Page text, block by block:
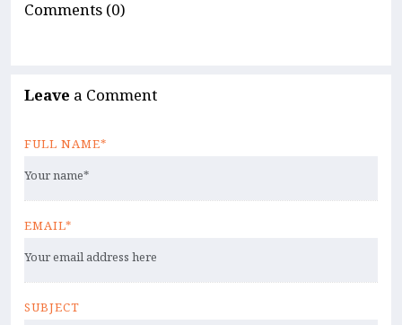
Comments (0)
Leave a Comment
FULL NAME*
EMAIL*
SUBJECT